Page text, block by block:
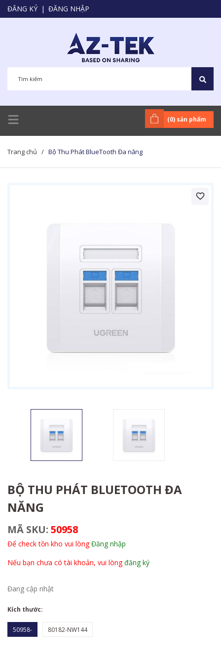
ĐĂNG KÝ | ĐĂNG NHẬP
(0) sản phẩm
Trang chủ / Bộ Thu Phát BlueTooth Đa năng
BỘ THU PHÁT BLUETOOTH ĐA
NĂNG
MÃ SKU: 50958
Để check tồn kho vui lòngĐăng nhập
Nếu bạn chưa có tài khoản, vui lòngđăng ký
Đang cập nhật
Kích thước:
50958- 80182-NW144